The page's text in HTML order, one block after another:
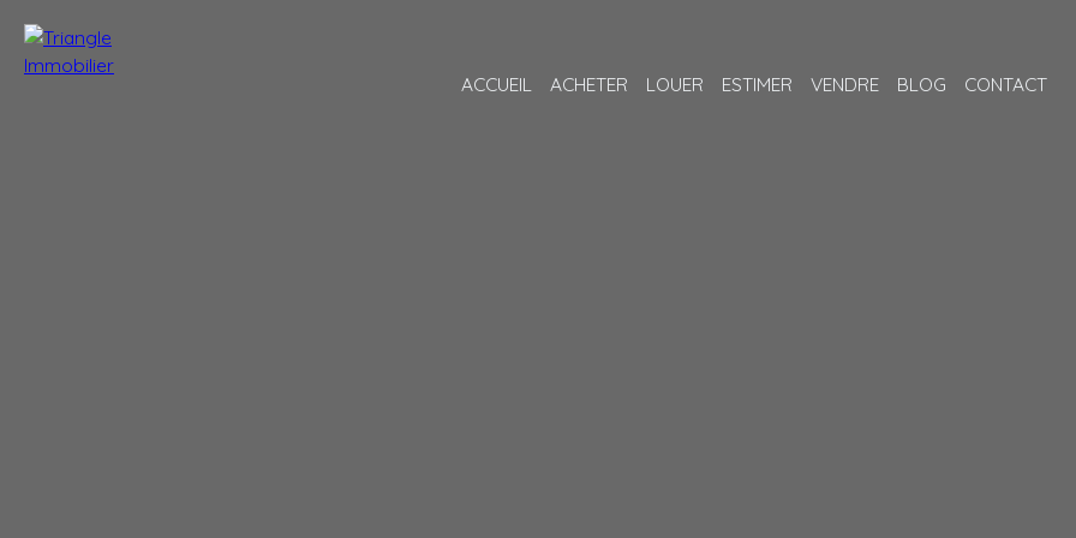
ACCUEIL ACHETER LOUER ESTIMER VENDRE BLOG CONTACT